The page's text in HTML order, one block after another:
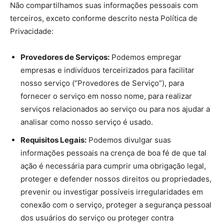
Não compartilhamos suas informações pessoais com
terceiros, exceto conforme descrito nesta Política de
Privacidade:
Provedores de Serviços: Podemos empregar
empresas e indivíduos terceirizados para facilitar
nosso serviço (“Provedores de Serviço”), para
fornecer o serviço em nosso nome, para realizar
serviços relacionados ao serviço ou para nos ajudar a
analisar como nosso serviço é usado.
Requisitos Legais: Podemos divulgar suas
informações pessoais na crença de boa fé de que tal
ação é necessária para cumprir uma obrigação legal,
proteger e defender nossos direitos ou propriedades,
prevenir ou investigar possíveis irregularidades em
conexão com o serviço, proteger a segurança pessoal
dos usuários do serviço ou proteger contra